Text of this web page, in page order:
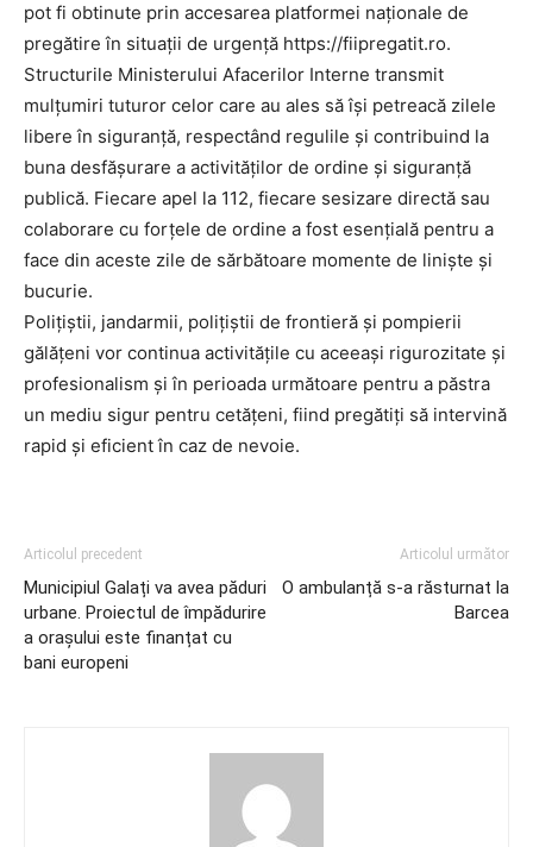
pot fi obtinute prin accesarea platformei naționale de
pregătire în situații de urgență https://fiipregatit.ro.
Structurile Ministerului Afacerilor Interne transmit
mulțumiri tuturor celor care au ales să își petreacă zilele
libere în siguranță, respectând regulile și contribuind la
buna desfășurare a activităților de ordine și siguranță
publică. Fiecare apel la 112, fiecare sesizare directă sau
colaborare cu forțele de ordine a fost esențială pentru a
face din aceste zile de sărbătoare momente de liniște și
bucurie.
Polițiștii, jandarmii, polițiștii de frontieră și pompierii
gălățeni vor continua activitățile cu aceeași rigurozitate și
profesionalism și în perioada următoare pentru a păstra
un mediu sigur pentru cetățeni, fiind pregătiți să intervină
rapid și eficient în caz de nevoie.
Articolul precedent
Municipiul Galați va avea păduri
urbane. Proiectul de împădurire
a orașului este finanțat cu
bani europeni
Articolul următor
O ambulanță s-a răsturnat la
Barcea